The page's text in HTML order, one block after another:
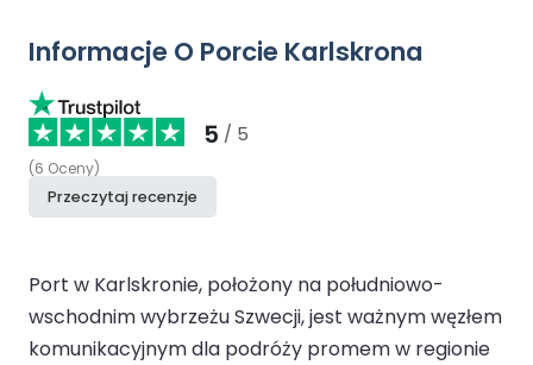
Informacje O Porcie Karlskrona
5 / 5
(6 Oceny)
Przeczytaj recenzje
Port w Karlskronie, położony na południowo-
wschodnim wybrzeżu Szwecji, jest ważnym węzłem
komunikacyjnym dla podróży promem w regionie